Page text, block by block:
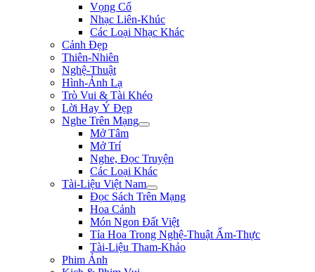
Vọng Cổ
Nhạc Liên-Khúc
Các Loại Nhạc Khác
Cảnh Đẹp
Thiên-Nhiên
Nghệ-Thuật
Hình-Ảnh Lạ
Trò Vui & Tài Khéo
Lời Hay Ý Đẹp
Nghe Trên Mạng
Mở Tâm
Mở Trí
Nghe, Đọc Truyện
Các Loại Khác
Tài-Liệu Việt Nam
Đọc Sách Trên Mạng
Hoa Cảnh
Món Ngon Đất Việt
Tỉa Hoa Trong Nghệ-Thuật Ẩm-Thực
Tài-Liệu Tham-Khảo
Phim Ảnh